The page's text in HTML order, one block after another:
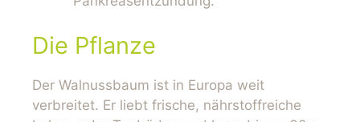
Die Pflanze
Der Walnussbaum ist in Europa weit
verbreitet. Er liebt frische, nährstoffreiche